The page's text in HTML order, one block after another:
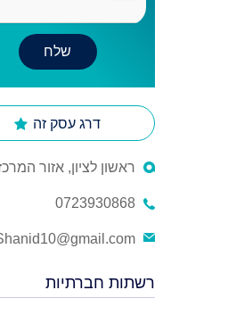
דרג עסק זה
ראשון לציון, אזור
0723930868
רשתות חברתיות